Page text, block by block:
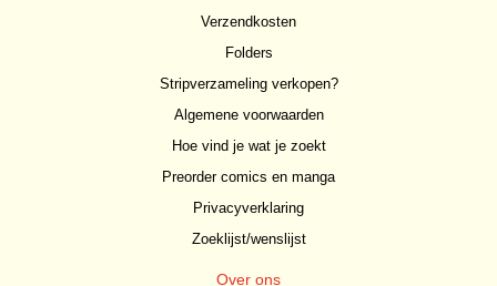
Verzendkosten
Folders
Stripverzameling verkopen?
Algemene voorwaarden
Hoe vind je wat je zoekt
Preorder comics en manga
Privacyverklaring
Zoeklijst/wenslijst
Over ons